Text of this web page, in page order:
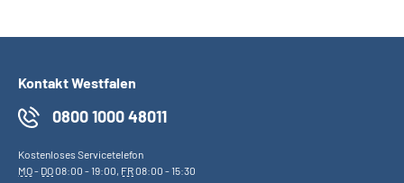
Kontakt Westfalen
0800 1000 48011
Kostenloses Servicetelefon
MO- DO08:00 - 19:00, FR08:00 - 15:30